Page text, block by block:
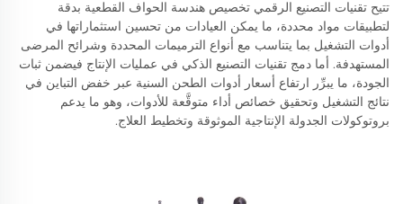
تتيح تقنيات التصنيع الرقمي تخصيص هندسة الحواف القطعية بدقة
لتطبيقات مواد محددة، ما يمكن العيادات من تحسين استثماراتها في
أدوات التشغيل بما يتناسب مع أنواع الترميمات المحددة وشرائح المرضى
المستهدفة. أما دمج تقنيات التصنيع الذكي في عمليات الإنتاج فيضمن ثبات
الجودة، ما يبرِّر ارتفاع أسعار أدوات الطحن السنية عبر خفض التباين في
نتائج التشغيل وتحقيق خصائص أداء متوقَّعة للأدوات، وهو ما يدعم
بروتوكولات الجدولة الإنتاجية الموثوقة وتخطيط العلاج.